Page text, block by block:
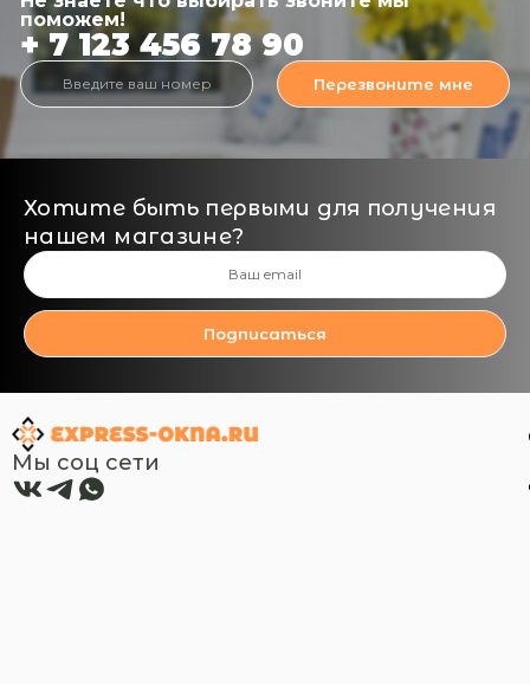
поможем!
+ 7 123 456 78 90
Перезвоните мне
Хотите быть первыми для получения
нашем магазине?
Подписаться
Мы соц сети